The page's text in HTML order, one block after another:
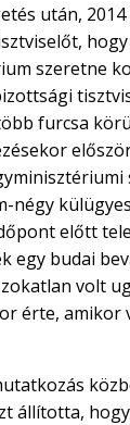
után, 2014
szeretne
furcsa
négy
előtt
egy budai
volt
érte, amikor
állította,